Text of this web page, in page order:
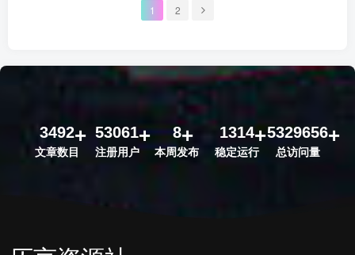
1 2
3492
文章数目
53061
注册用户
8
本周发布
1314
稳定运行
5329656
总访问量